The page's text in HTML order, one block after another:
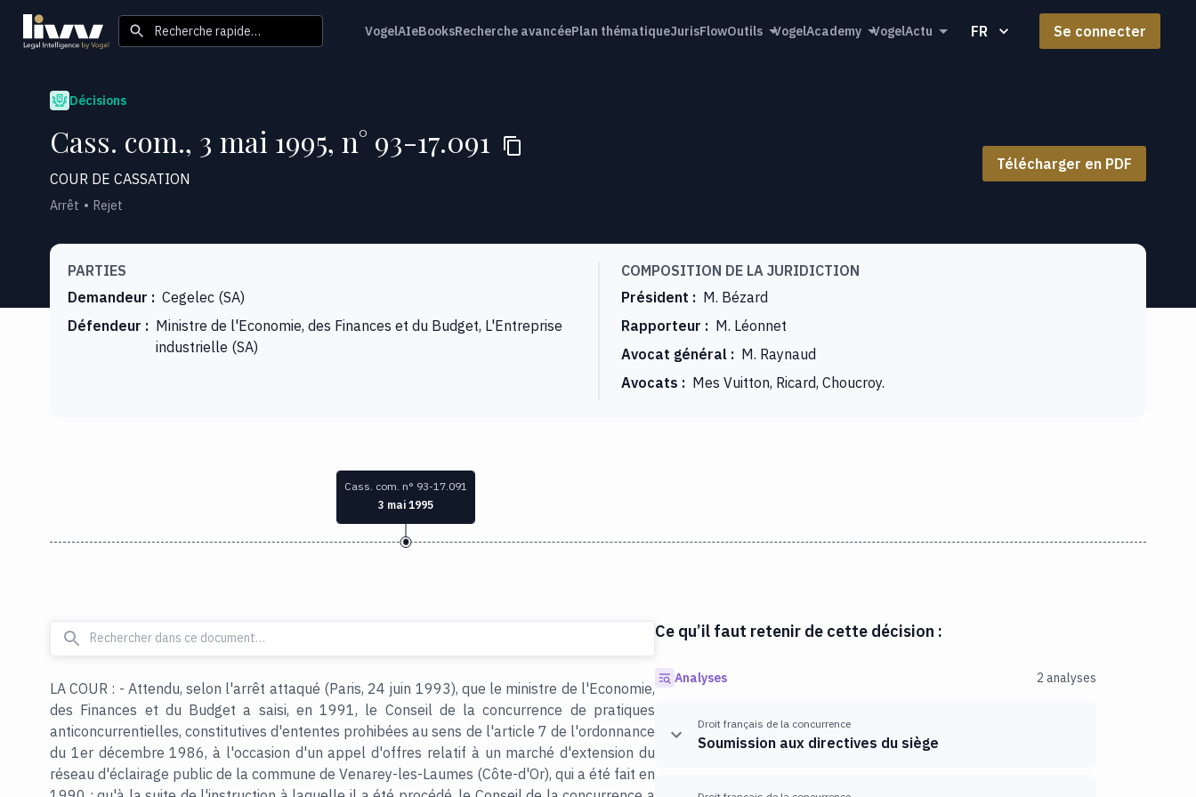
Recherche rapide… VogelAIeBooksRecherche avancéePlan thématiqueJurisFlowOutils VogelAcademy VogelActu FR Se connecter
Décisions
Cass. com., 3 mai 1995, n° 93-17.091
COUR DE CASSATION
Télécharger en PDF
Arrêt Rejet
PARTIES
Demandeur : Cegelec (SA)
Défendeur : Ministre de l'Economie, des Finances et du Budget, L'Entreprise
industrielle (SA)
COMPOSITION DE LA JURIDICTION
Président : M. Bézard
Rapporteur : M. Léonnet
Avocat général : M. Raynaud
Avocats : Mes Vuitton, Ricard, Choucroy.
Cass. com. n° 93-17.091
3 mai 1995
LA COUR : - Attendu, selon l'arrêt attaqué (Paris, 24 juin 1993), que le ministre de l'Economie,
des Finances et du Budget a saisi, en 1991, le Conseil de la concurrence de pratiques
anticoncurrentielles, constitutives d'ententes prohibées au sens de l'article 7 de l'ordonnance
du 1er décembre 1986, à l'occasion d'un appel d'offres relatif à un marché d'extension du
réseau d'éclairage public de la commune de Venarey-les-Laumes (Côte-d'Or), qui a été fait en
Ce qu’il faut retenir de cette décision :
Analyses 2 analyses
Droit français de la concurrence
Soumission aux directives du siège